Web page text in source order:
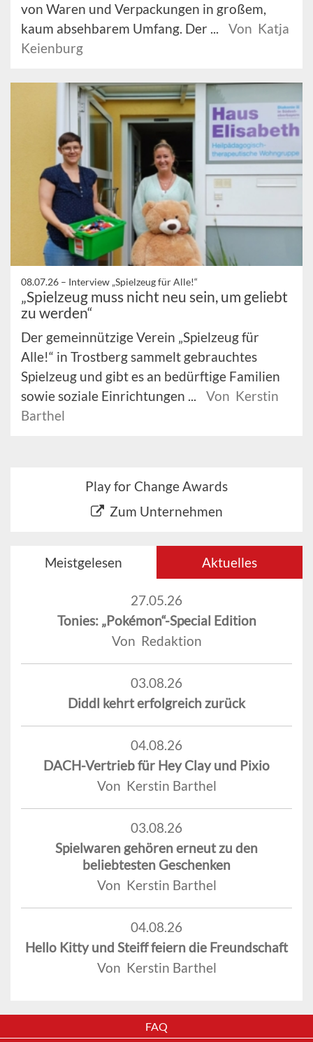
von Waren und Verpackungen in großem,
kaum absehbarem Umfang. Der ...
Von Katja
Keienburg
08.07.26 – Interview „Spielzeug für Alle!“
„Spielzeug muss nicht neu sein, um geliebt
zu werden“
Der gemeinnützige Verein „Spielzeug für
Alle!“ in Trostberg sammelt gebrauchtes
Spielzeug und gibt es an bedürftige Familien
sowie soziale Einrichtungen ...
Von Kerstin
Barthel
Play for Change Awards
Zum Unternehmen
Meistgelesen Aktuelles
27.05.26
Tonies: „Pokémon“-Special Edition
Von Redaktion
03.08.26
Diddl kehrt erfolgreich zurück
04.08.26
DACH-Vertrieb für Hey Clay und Pixio
Von Kerstin Barthel
03.08.26
Spielwaren gehören erneut zu den
beliebtesten Geschenken
Von Kerstin Barthel
04.08.26
Hello Kitty und Steiff feiern die Freundschaft
Von Kerstin Barthel
FAQ